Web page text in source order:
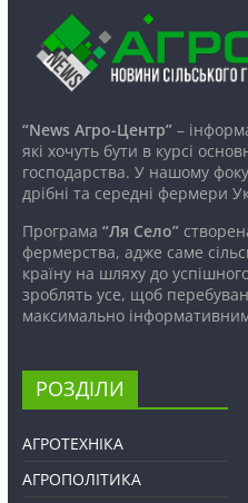
“News Агро-Центр”–
які хочуть бути в курсі
господарства. У нашому
дрібні та середні фермери
Програма “Ля Село”
фермерства, адже саме
країну на шляху до
зроблять усе, щоб
максимально
РОЗДІЛИ
АГРОТЕХНІКА
АГРОПОЛІТИКА